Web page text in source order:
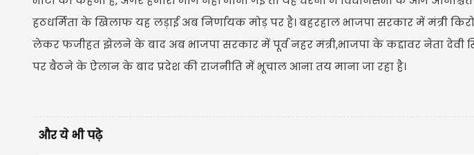
हठधर्मिता के खिलाफ यह लड़ाई अब निर्णायक मोड़ पर है। बहरहाल भाजपा सरकार में मंत्री
लेकर फजीहत झेलने के बाद अब भाजपा सरकार में पूर्व नहर मंत्री,भाजपा के कद्दावर नेता देवी
पर बैठने के ऐलान के बाद प्रदेश की राजनीति में भूचाल आना तय माना जा रहा है।
और ये भी पढ़े